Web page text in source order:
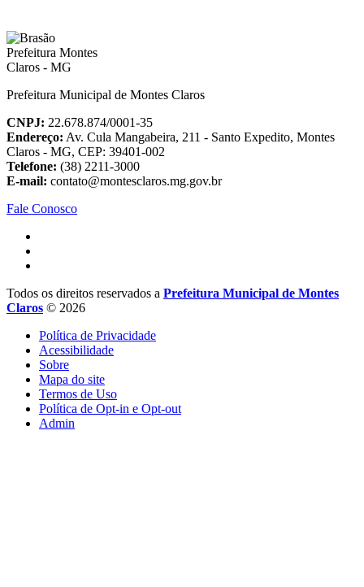
Prefeitura Municipal de Montes Claros
CNPJ: 22.678.874/0001-35
Endereço: Av. Cula Mangabeira, 211 - Santo Expedito, Montes
Claros - MG, CEP: 39401-002
Telefone: (38) 2211-3000
E-mail: contato@montesclaros.mg.gov.br
Fale Conosco
Todos os direitos reservados a Prefeitura Municipal de Montes
Claros © 2026
Política de Privacidade
Acessibilidade
Sobre
Mapa do site
Termos de Uso
Política de Opt-in e Opt-out
Admin